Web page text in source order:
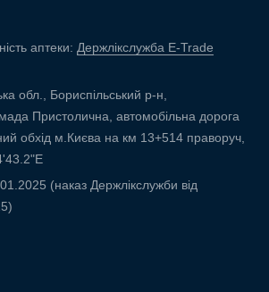
аптеки: Держлікслужба E-Trade
обл., Бориспільський р-н,
Пристолична, автомобільна дорога
обхід м.Києва на км 13+514 праворуч,
(наказ Держлікслужби від